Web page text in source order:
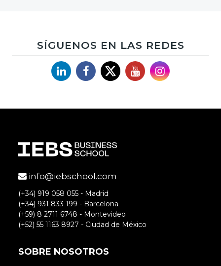
SÍGUENOS EN LAS REDES
LinkedinFacebook
X YouTubeInstagram
info@iebschool.com
(+34) 919 058 055 - Madrid
(+34) 931 833 199 - Barcelona
(+59) 8 2711 6748 - Montevideo
(+52) 55 1163 8927 - Ciudad de México
SOBRE NOSOTROS